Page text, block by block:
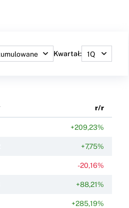
Kwartał:
r/r
+209,23%
+7,75%
-20,16%
+88,21%
+285,19%